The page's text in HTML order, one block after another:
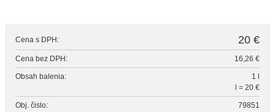
Cena s DPH: 20 €
Cena bez DPH: 16,26 €
Obsah balenia:
1 l
l = 20 €
Obj. čislo: 79851